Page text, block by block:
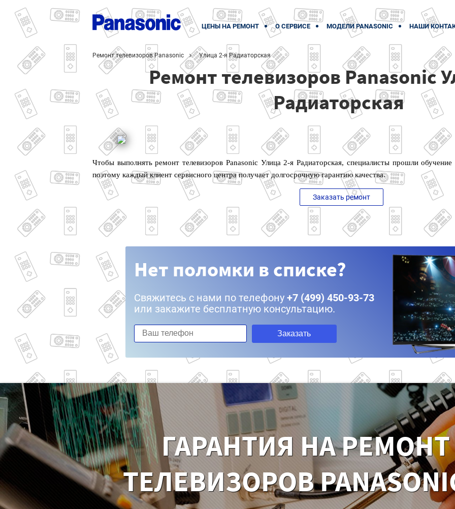
ЦЕНЫ НА РЕМОНТ О СЕРВИСЕ МОДЕЛИ PANASONIC НАШИ
Ремонт телевизоров Panasonic Улица 2-я Радиаторская
Ремонт телевизоров Panasonic
Радиаторская
Чтобы выполнять ремонт телевизоров Panasonic Улица 2-я Радиаторская, специалисты прошли
поэтому каждый клиент сервисного центра получает долгосрочную гарантию качества.
Заказать ремонт
Нет поломки в списке?
Свяжитесь с нами по телефону +7 (499) 450-93-73
или закажите бесплатную консультацию.
Заказать
ГАРАНТИЯ НА РЕМОНТ
ТЕЛЕВИЗОРОВ